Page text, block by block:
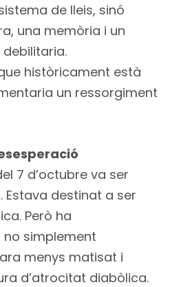
de lleis, sinó
una memòria i un
històricament està
un ressorgiment
7 d’octubre va ser
destinat a ser
Però ha
no simplement
menys matisat i
d’atrocitat diabòlica.